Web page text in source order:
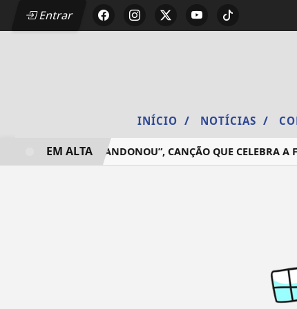
Entrar
INÍCIO / NOTÍCIAS /
“NÃO ME ABANDONOU”, CANÇÃO QUE CELEBRA A
EM ALTA